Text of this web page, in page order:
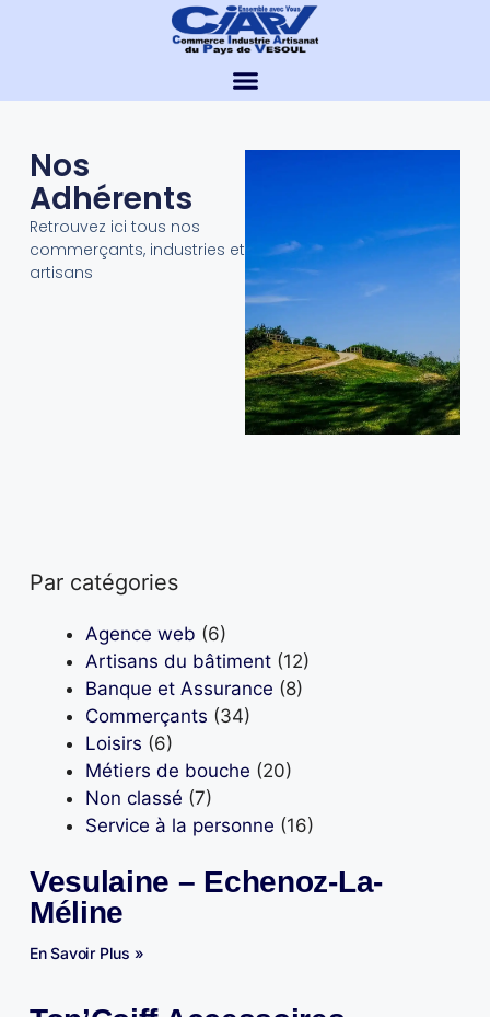
Nos
Adhérents
Retrouvez ici tous nos
commerçants, industries et
artisans
Par catégories
Agence web (6)
Artisans du bâtiment(12)
Banque et Assurance (8)
Commerçants (34)
Loisirs (6)
Métiers de bouche (20)
Non classé (7)
Service à la personne (16)
Vesulaine – Echenoz-La-
Méline
En Savoir Plus »